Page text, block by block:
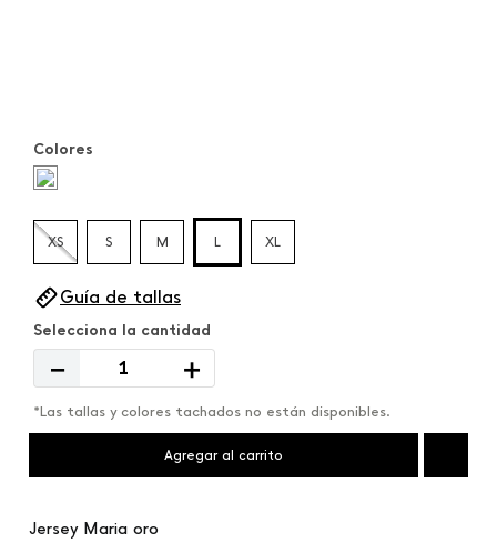
Colores
XS S M L XL
Guía de tallas
＋
－
*Las tallas y colores tachados no están disponibles.
Agregar al carrito
Jersey Maria oro